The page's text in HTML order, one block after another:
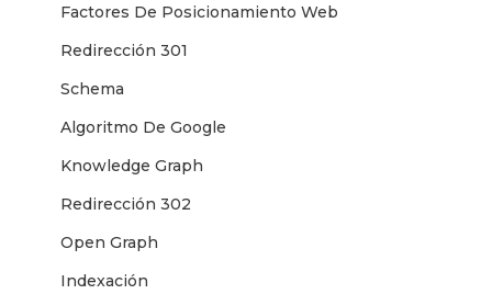
Factores De Posicionamiento Web
Redirección 301
Schema
Algoritmo De Google
Knowledge Graph
Redirección 302
Open Graph
Indexación